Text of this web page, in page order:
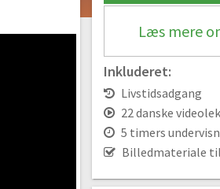
Læs mere
Inkluderet:
Livstidsadgang
22 danske
5 timers
Billedmateriale
på kanter i dit billede
#14 Klon, fjern og indsæt
billede med Clone tool
23:04
#15 Sådan arbejder du i
Photoshop